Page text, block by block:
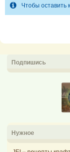
Чтобы оставить
Подпишись
Нужное